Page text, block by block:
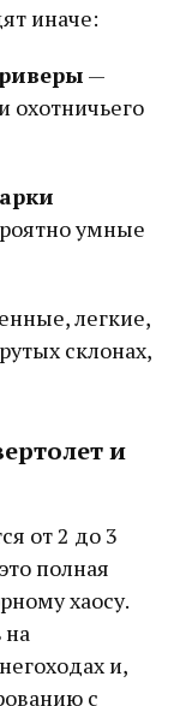
иначе:
—
охотничьего
умные
легкие,
склонах,
и
от 2 до 3
полная
хаосу.
на
и,
с